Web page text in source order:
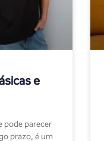
e
pode parecer
prazo, é um